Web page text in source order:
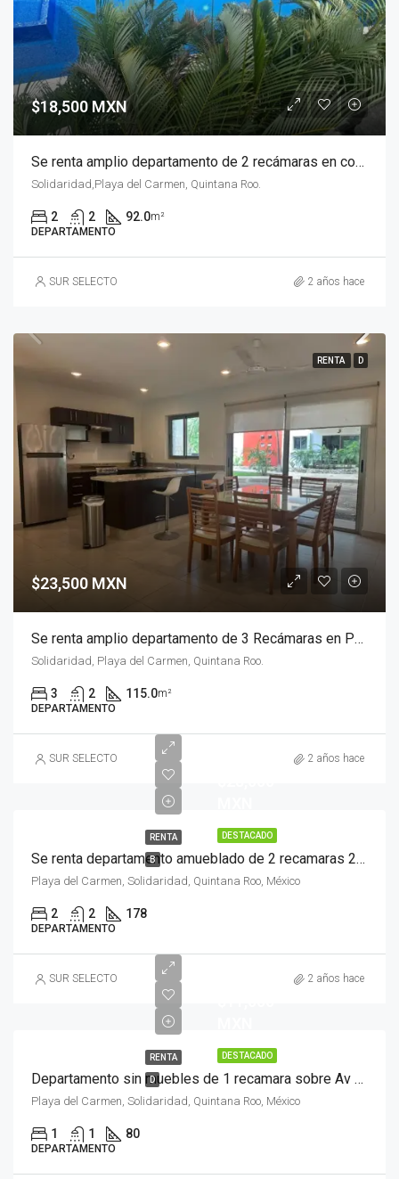
$18,500 MXN
Se renta amplio departamento de 2 recámaras en condominio Palmeiras 1, Playa del Carmen
Solidaridad,Playa del Carmen, Quintana Roo.
2 2 92.0m²
DEPARTAMENTO
SUR SELECTO 2 años hace
RENTA D
$23,500 MXN
Se renta amplio departamento de 3 Recámaras en Palmeiras 1, Playa del Carmen
Solidaridad, Playa del Carmen, Quintana Roo.
3 2 115.0m²
DEPARTAMENTO
SUR SELECTO 2 años hace
DESTACADO
RENTA
B Se renta departamento amueblado de 2 recamaras 2 baños 178 m2 en El Cielo, Playa del Carmen
Playa del Carmen, Solidaridad, Quintana Roo, México
2 2 178
DEPARTAMENTO
SUR SELECTO 2 años hace
DESTACADO
RENTA
D Departamento sin muebles de 1 recamara sobre Av Constituyentes, Playa del Carmen
Playa del Carmen, Solidaridad, Quintana Roo, México
1 1 80
DEPARTAMENTO